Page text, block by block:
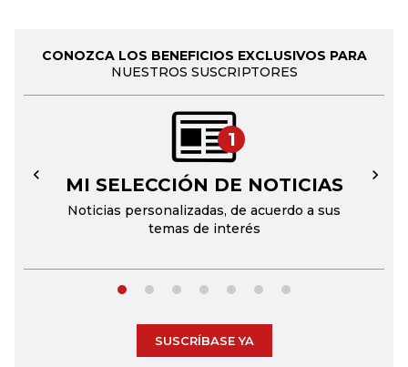
CONOZCA LOS BENEFICIOS EXCLUSIVOS PARA
NUESTROS SUSCRIPTORES
1
MI SELECCIÓN DE NOTICIAS
Noticias personalizadas, de acuerdo a sus
temas de interés
← →
SUSCRÍBASE YA